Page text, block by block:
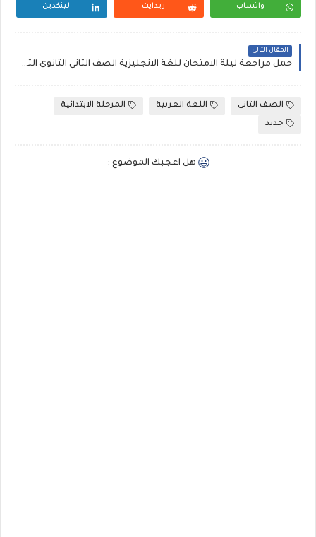
واتساب ريدايت لينكدين
المقال التالي
حمل مراجعة ليلة الامتحان للغة الانجليزية الصف الثانى الثانوى الترم الثاني ، مستر احمد سعيد
الصف الثانى اللغة العربية
المرحلة الابتدائية
جديد
هل اعجبك الموضوع :